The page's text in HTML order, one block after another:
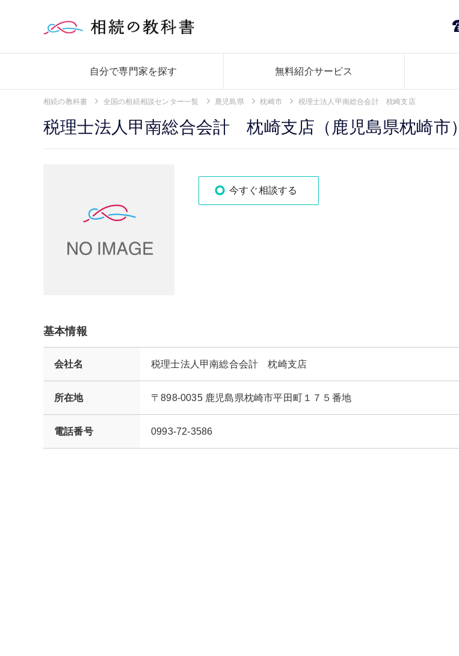
自分で専門家を探す 無料紹介サービス
相続の教科書 全国の相続相談センター一覧 鹿児島県 枕崎市 税理士法人甲南総合会計 枕崎支店
税理士法人甲南総合会計 枕崎支店（鹿児島県枕崎市）
今すぐ相談する
基本情報
会社名 税理士法人甲南総合会計 枕崎支店
所在地 〒898-0035 鹿児島県枕崎市平田町１７５番地
電話番号 0993-72-3586